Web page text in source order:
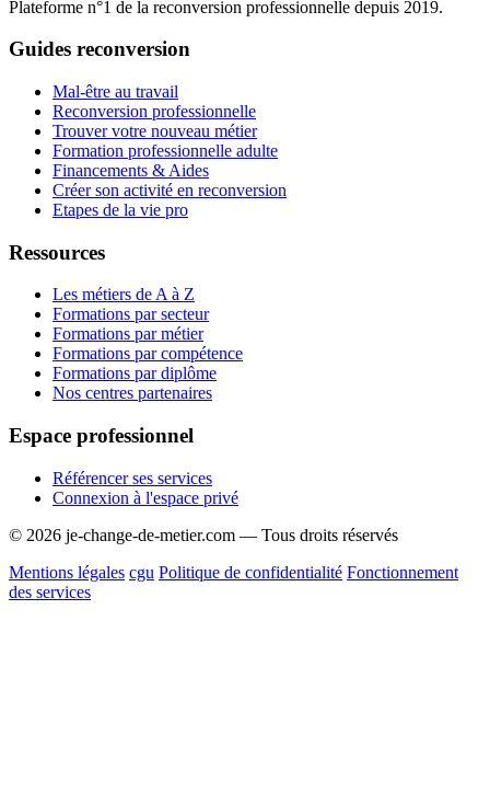
Plateforme n°1 de la reconversion professionnelle depuis 2019.
Guides reconversion
Mal-être au travail
Reconversion professionnelle
Trouver votre nouveau métier
Formation professionnelle adulte
Financements & Aides
Créer son activité en reconversion
Etapes de la vie pro
Ressources
Les métiers de A à Z
Formations par secteur
Formations par métier
Formations par compétence
Formations par diplôme
Nos centres partenaires
Espace professionnel
Référencer ses services
Connexion à l'espace privé
© 2026 je-change-de-metier.com — Tous droits réservés
Mentions légales cgu Politique de confidentialité Fonctionnement
des services